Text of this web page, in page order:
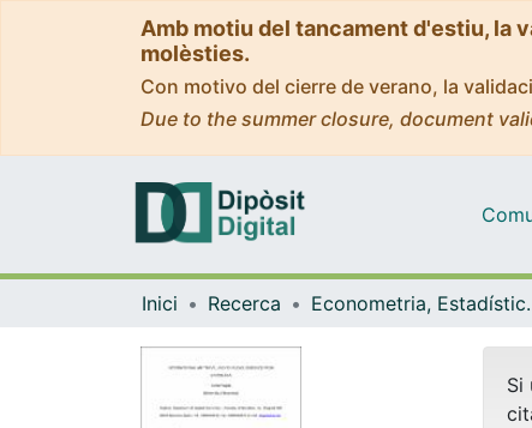
Amb motiu del tancament d'estiu, la
molèsties.
Con motivo del cierre de verano, la
Due to the summer closure, document
Inici Recerca
Si